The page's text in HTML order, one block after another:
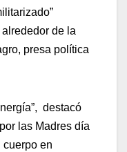
de la
presa política
destacó
las Madres día
en